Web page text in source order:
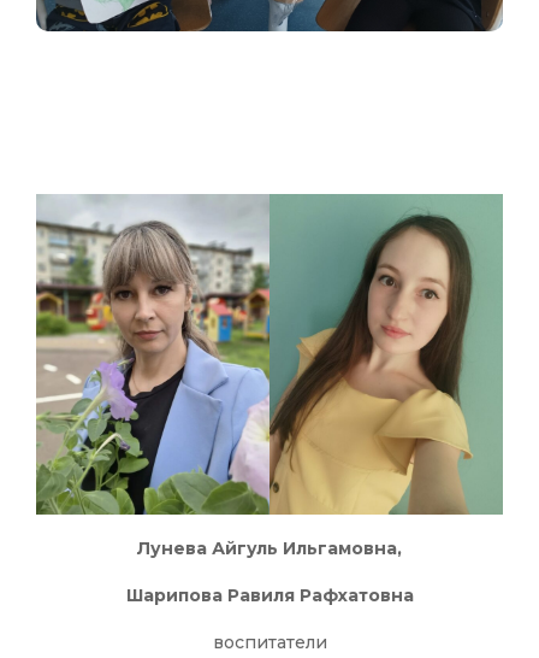
Лунева Айгуль Ильгамовна,
Шарипова Равиля Рафхатовна
воспитатели